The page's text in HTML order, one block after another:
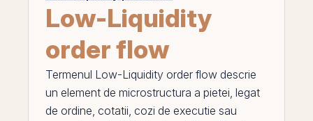
Low-Liquidity
order flow
Termenul Low-Liquidity order flow descrie
un element de microstructura a pietei, legat
de ordine, cotatii, cozi de executie sau